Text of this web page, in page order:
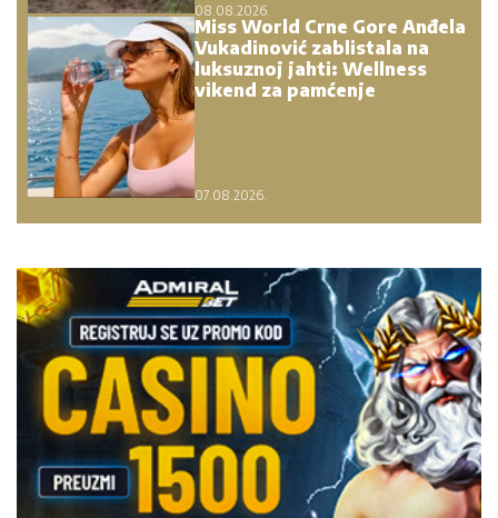
08.08.2026.
Miss World Crne Gore Anđela
Vukadinović zablistala na
luksuznoj jahti: Wellness
vikend za pamćenje
07.08.2026.